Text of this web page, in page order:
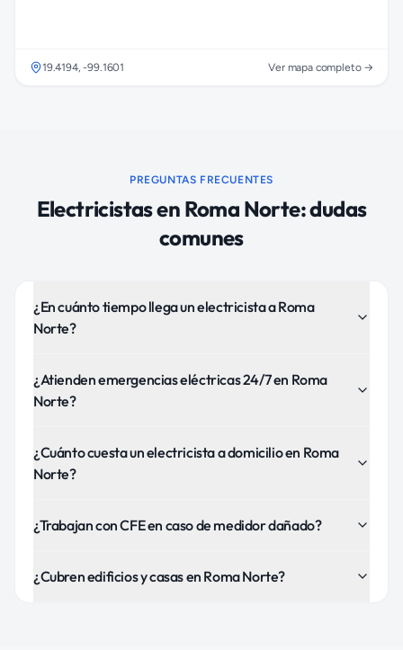
19.4194,-99.1601 Ver mapa completo →
PREGUNTAS FRECUENTES
Electricistasen Roma Norte: dudas
comunes
¿En cuánto tiempo llega un electricista a Roma
Norte?
¿Atienden emergencias eléctricas 24/7 en Roma
Norte?
¿Cuánto cuesta un electricista a domicilio en Roma
Norte?
¿Trabajan con CFE en caso de medidor dañado?
¿Cubren edificios y casas en Roma Norte?